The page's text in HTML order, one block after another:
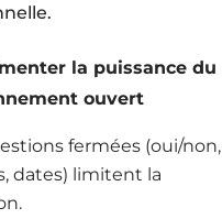
la puissance du
ouvert
fermées (oui/non,
dates) limitent la